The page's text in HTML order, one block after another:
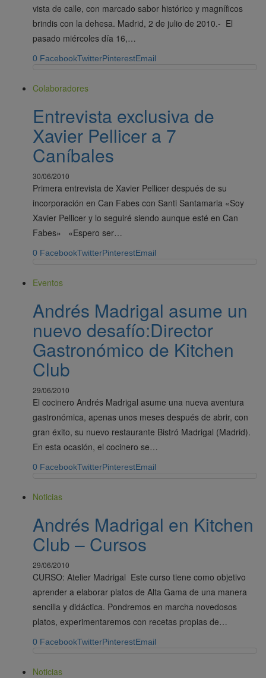
vista de calle, con marcado sabor histórico y magníficos
brindis con la dehesa. Madrid, 2 de julio de 2010.- El
pasado miércoles día 16,…
0 FacebookTwitterPinterestEmail
Colaboradores
Entrevista exclusiva de
Xavier Pellicer a 7
Caníbales
30/06/2010
Primera entrevista de Xavier Pellicer después de su
incorporación en Can Fabes con Santi Santamaria «Soy
Xavier Pellicer y lo seguiré siendo aunque esté en Can
Fabes» «Espero ser…
0 FacebookTwitterPinterestEmail
Eventos
Andrés Madrigal asume un
nuevo desafío:Director
Gastronómico de Kitchen
Club
29/06/2010
El cocinero Andrés Madrigal asume una nueva aventura
gastronómica, apenas unos meses después de abrir, con
gran éxito, su nuevo restaurante Bistró Madrigal (Madrid).
En esta ocasión, el cocinero se…
0 FacebookTwitterPinterestEmail
Noticias
Andrés Madrigal en Kitchen
Club – Cursos
29/06/2010
CURSO: Atelier Madrigal Este curso tiene como objetivo
aprender a elaborar platos de Alta Gama de una manera
sencilla y didáctica. Pondremos en marcha novedosos
platos, experimentaremos con recetas propias de…
0 FacebookTwitterPinterestEmail
Noticias